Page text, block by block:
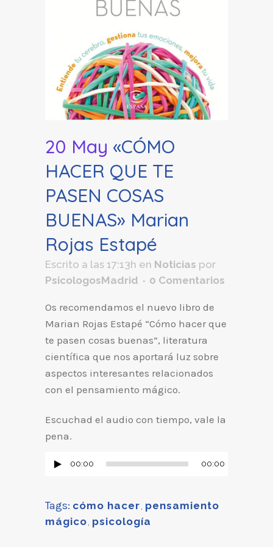
20 May «CÓMO
HACER QUE TE
PASEN COSAS
BUENAS» Marian
Rojas Estapé
Escrito a las 17:13h en Noticias por
PsicologosMadrid
0 Comentarios
Os recomendamos el nuevo libro de
Marian Rojas Estapé “Cómo hacer que
te pasen cosas buenas”, literatura
científica que nos aportará luz sobre
aspectos interesantes relacionados
con el pensamiento mágico.
Escuchad el audio con tiempo, vale la
pena.
Reproductor
00:00 00:00
Tags: cómo hacer, pensamiento
mágico, psicología